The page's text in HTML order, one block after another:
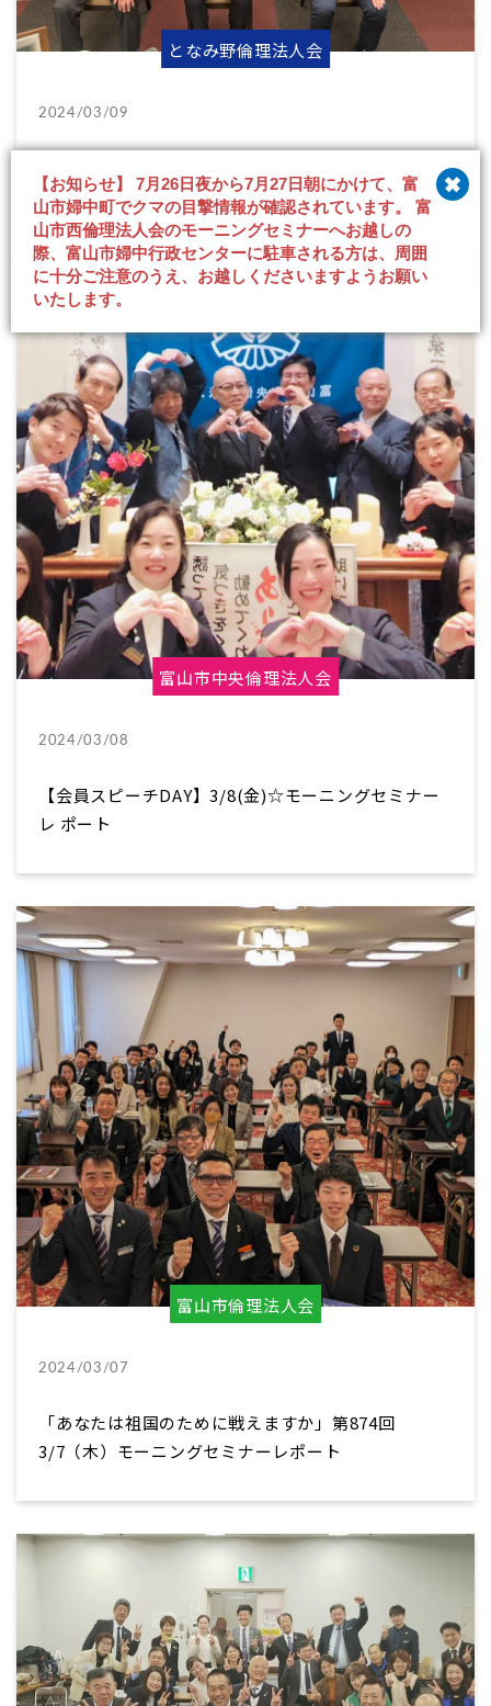
【お知らせ】 7月26日夜から7月27日朝にかけて、富
山市婦中町でクマの目撃情報が確認されています。 富
山市西倫理法人会のモーニングセミナーへお越しの
際、富山市婦中行政センターに駐車される方は、周囲
に十分ご注意のうえ、お越しくださいますようお願い
いたします。
となみ野倫理法人会
2024/03/09
者モーニングセミナーレポート
富山市中央倫理法人会
2024/03/08
【会員スピーチDAY】3/8(金)☆モーニングセミナー
レ ポート
富山市倫理法人会
2024/03/07
「あなたは祖国のために戦えますか」第874回
3/7（木）モーニングセミナーレポート